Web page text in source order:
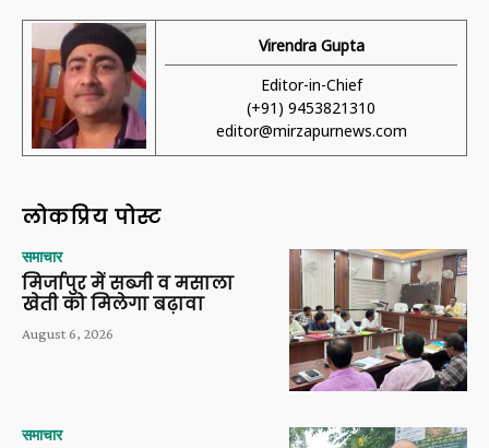
Virendra Gupta
Editor-in-Chief
(+91) 9453821310
editor@mirzapurnews.com
लोकप्रिय पोस्ट
समाचार
मिर्जापुर में सब्जी व मसाला
खेती को मिलेगा बढ़ावा
August 6, 2026
समाचार